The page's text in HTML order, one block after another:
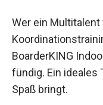
nächste Level zu
Nachhaltigkeit zu
Wer ein
und
BoarderKING